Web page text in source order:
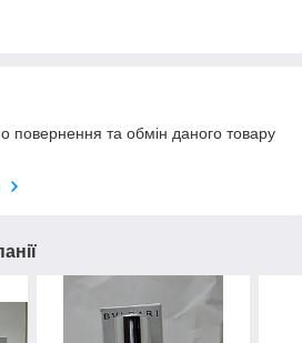
повернення та обмін даного товару